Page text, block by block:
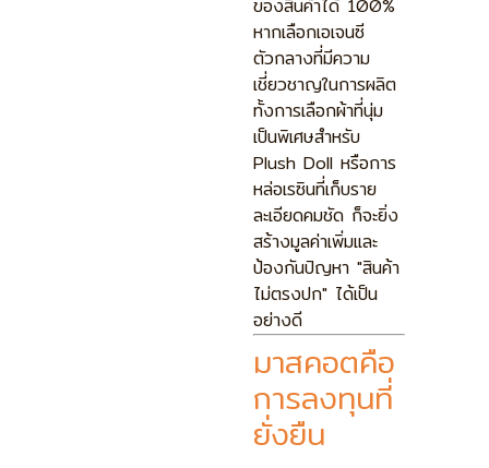
ของสินค้าได้ 100%
หากเลือกเอเจนซี
ตัวกลางที่มีความ
เชี่ยวชาญในการผลิต
ทั้งการเลือกผ้าที่นุ่ม
เป็นพิเศษสำหรับ
Plush Doll หรือการ
หล่อเรซินที่เก็บราย
ละเอียดคมชัด ก็จะยิ่ง
สร้างมูลค่าเพิ่มและ
ป้องกันปัญหา "สินค้า
ไม่ตรงปก" ได้เป็น
อย่างดี
มาสคอตคือ
การลงทุนที่
ยั่งยืน